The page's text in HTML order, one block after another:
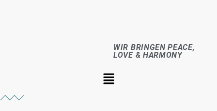
WIR BRINGEN PEACE,
LOVE & HARMONY